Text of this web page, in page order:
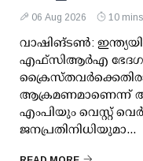
06 Aug 2026 10
വാഷിങ്ടൺ:
എഫ്സിആർഎ
ആക്രമണമാണെന്ന്
എംപിയും വെസ്റ്റ്
ജനപ്രതിനിധിയുമാ...